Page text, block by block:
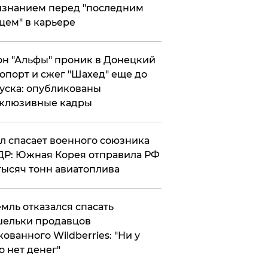
перед "последним
в карьере
"Альфы" проник в Донецкий
и сжег "Шахед" еще до
опубликованы
кадры
спасает военного союзника
Южная Корея отправила РФ
тонн авиатоплива
отказался спасать
продавцов
Wildberries: "Ни у
нет денег"